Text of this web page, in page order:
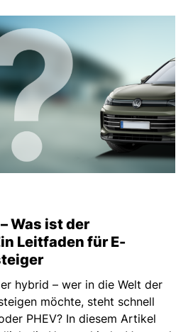
Was ist der
Leitfaden für E-
hybrid – wer in die Welt der
möchte, steht schnell
PHEV? In diesem Artikel